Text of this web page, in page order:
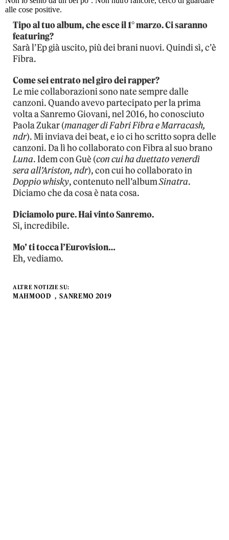
alle cose positive.
Tipo al tuo album, che esce il 1° marzo. Ci saranno
featuring?
Sarà l’Ep già uscito, più dei brani nuovi. Quindi sì, c’è
Fibra.
Come sei entrato nel giro dei rapper?
Le mie collaborazioni sono nate sempre dalle
canzoni. Quando avevo partecipato per la prima
volta a Sanremo Giovani, nel 2016, ho conosciuto
Paola Zukar (manager di Fabri Fibra e Marracash,
ndr). Mi inviava dei beat, e io ci ho scritto sopra delle
canzoni. Da lì ho collaborato con Fibra al suo brano
Luna. Idem con Guè (con cui ha duettato venerdì
sera all’Ariston, ndr), con cui ho collaborato in
Doppio whisky, contenuto nell’albumSinatra.
Diciamo che da cosa è nata cosa.
Diciamolo pure. Hai vinto Sanremo.
Sì, incredibile.
Mo’ ti tocca l’Eurovision…
Eh, vediamo.
ALTRE NOTIZIE SU:
MAHMOOD SANREMO 2019